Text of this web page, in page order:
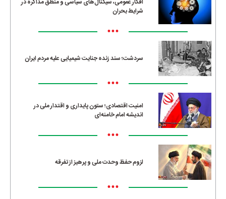
شرایط بحران
•••
سردشت؛ سند زنده جنایت شیمیایی علیه مردم ایران
•••
امنیت اقتصادی؛ ستون پایداری و اقتدار ملی در
اندیشه امام خامنه‌ای
•••
لزوم حفظ وحدت ملی و پرهیز از تفرقه
•••